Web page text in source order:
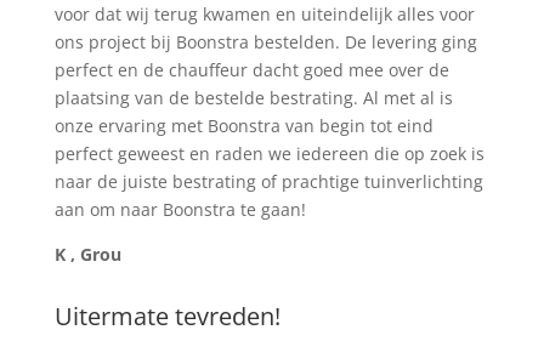
voor dat wij terug kwamen en uiteindelijk alles voor
ons project bij Boonstra bestelden. De levering ging
perfect en de chauffeur dacht goed mee over de
plaatsing van de bestelde bestrating. Al met al is
onze ervaring met Boonstra van begin tot eind
perfect geweest en raden we iedereen die op zoek is
naar de juiste bestrating of prachtige tuinverlichting
aan om naar Boonstra te gaan!
K , Grou
Uitermate tevreden!